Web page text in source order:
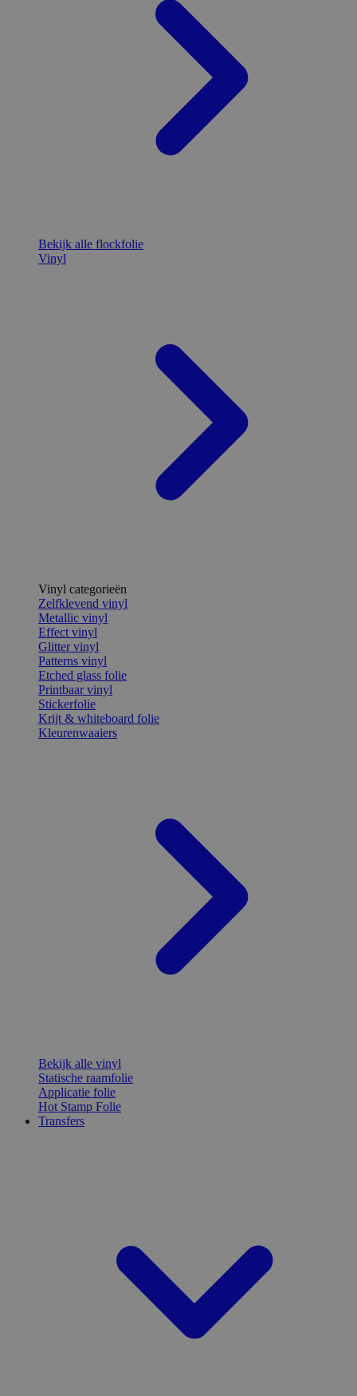
Bekijk alle flockfolie
Vinyl
Vinyl categorieën
Zelfklevend vinyl
Metallic vinyl
Effect vinyl
Glitter vinyl
Patterns vinyl
Etched glass folie
Printbaar vinyl
Stickerfolie
Krijt & whiteboard folie
Kleurenwaaiers
Bekijk alle vinyl
Statische raamfolie
Applicatie folie
Hot Stamp Folie
Transfers